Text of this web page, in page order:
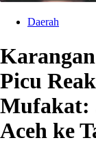
Daerah
Picu
Mufakat:
Aceh ke